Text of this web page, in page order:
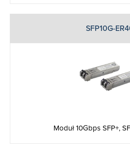
SFP10G-
Moduł 10Gbps SFP+,